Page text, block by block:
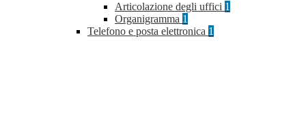
Articolazione degli uffici 1
Organigramma 1
Telefono e posta elettronica 1